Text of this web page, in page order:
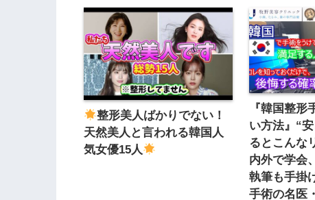
整形美人ばかりでない！
天然美人と言われる韓国人
気女優15人
『韓国整形
い方法』“
るとこんな
内外で学会
執筆も手掛
手術の名医